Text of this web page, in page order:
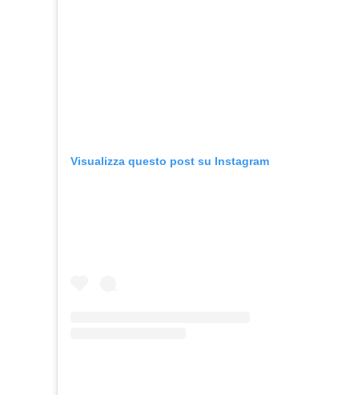
Visualizza questo post su Instagram